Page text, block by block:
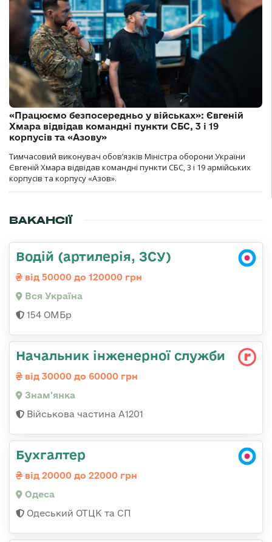
«Працюємо безпосередньо у військах»: Євгеній
Хмара відвідав командні пункти СБС, 3 і 19
корпусів та «Азову»
Тимчасовий виконувач обов’язків Міністра оборони України
Євгеній Хмара відвідав командні пункти СБС, 3 і 19 армійських
корпусів та корпусу «Азов».
ВАКАНСІЇ
Водій (артилерія, ЗСУ)
від 50000 до 120000 грн
Вся Україна
154 ОМБр
Начальник інженерної служби
від 30000 до 60000 грн
Знам'янка
Військова частина А1201
Бухгалтер
від 20000 до 22000 грн
Одеса
Одеський ОТЦК та СП